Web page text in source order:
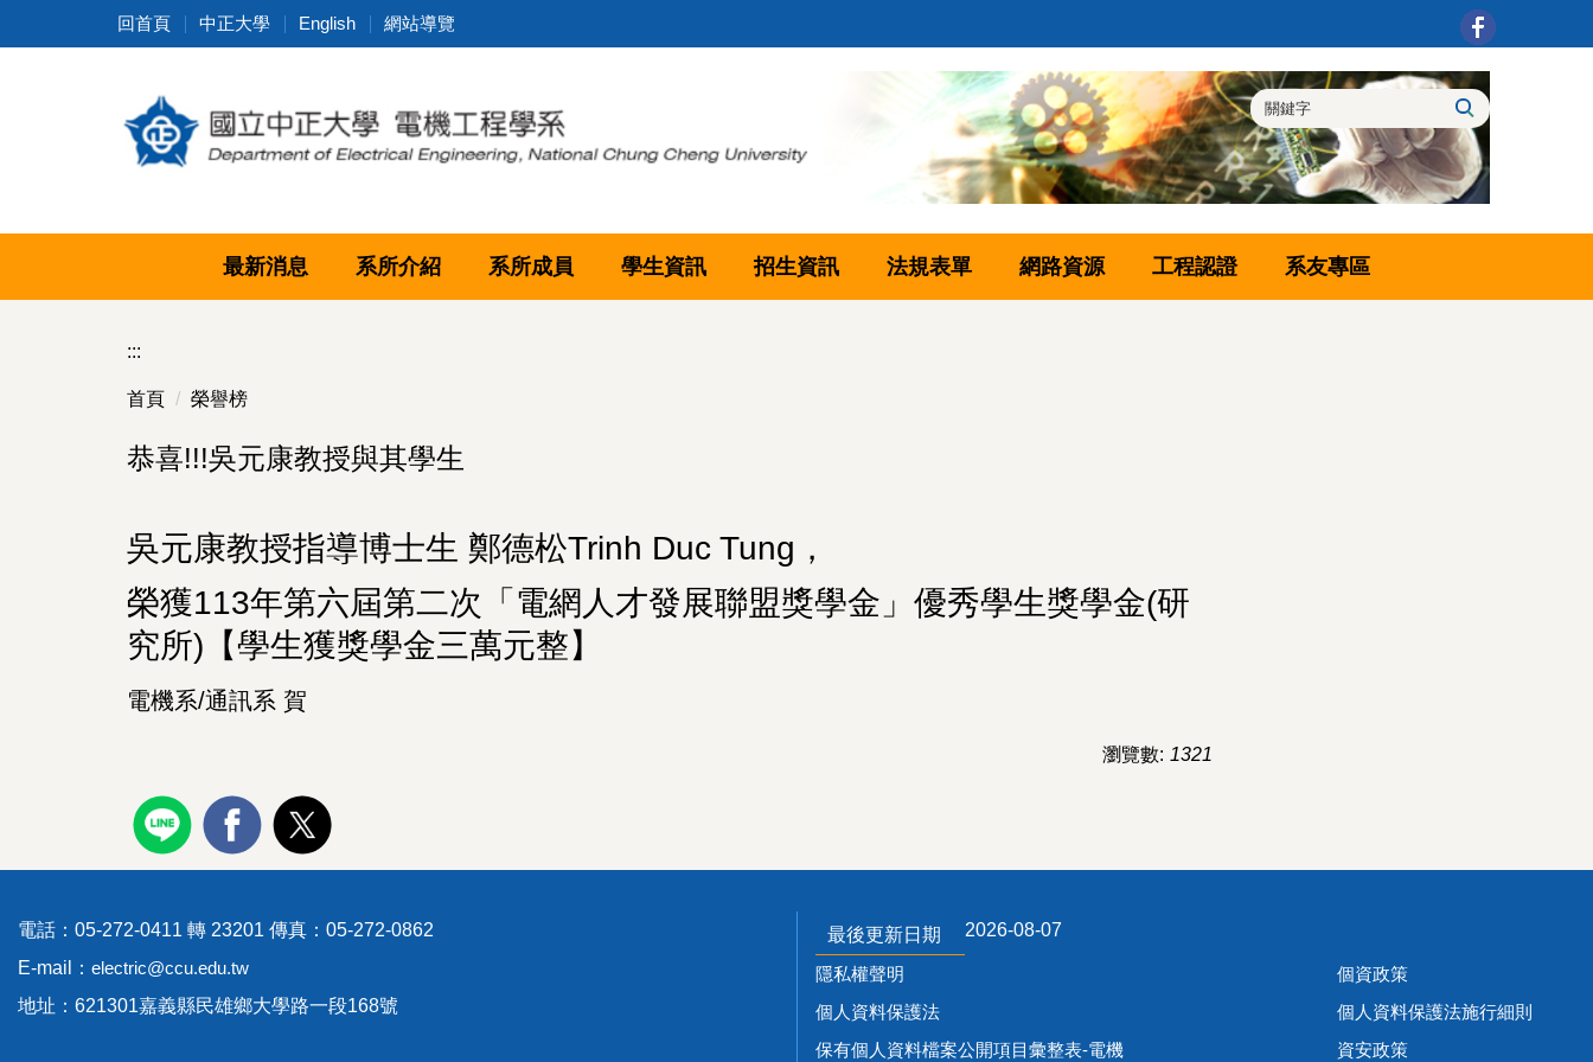
到
回首頁 中正大學 English 網站導覽
最新消息 系所介紹 系所成員 學生資訊 招生資訊 法規表單 網路資源 工程認證 系友專區
:::
首頁 榮譽榜
恭喜!!!吳元康教授與其學生
吳元康教授指導博士生 鄭德松Trinh Duc Tung，
榮獲113年第六屆第二次「電網人才發展聯盟獎學金」優秀學生獎學金(研
究所)【學生獲獎學金三萬元整】
電機系/通訊系 賀
瀏覽數: 1321
電話：05-272-0411 轉 23201 傳真：05-272-0862
E-mail： electric@ccu.edu.tw
地址：621301嘉義縣民雄鄉大學路一段168號
最後更新日期 2026-08-07
隱私權聲明
個資政策
個人資料保護法
個人資料保護法施行細則
保有個人資料檔案公開項目彙整表-電機
資安政策